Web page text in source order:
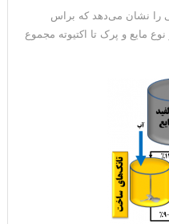
را نشان می‌دهد که براس
مایع و پرک تا اکتیوته مجموع